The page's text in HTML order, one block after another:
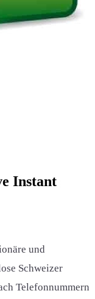
Instant
und
Schweizer
Telefonnummern